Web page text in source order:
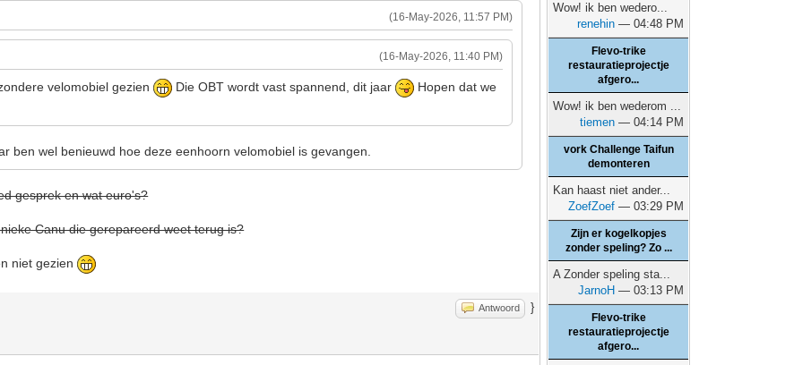
(16-May-2026, 11:57 PM)
(16-May-2026, 11:40 PM)
velomobiel gezien Die OBT wordt vast spannend, dit jaar
Hopen dat we
ben wel benieuwd hoe deze eenhoorn velomobiel is gevangen.
gesprek en wat euro's?
Canu die gerepareerd weet terug is?
niet gezien
Antwoord }
Wow! ik ben wedero...
renehin — 04:48 PM
Flevo-trike
restauratieprojectje
afgero...
Wow! ik ben wederom ...
tiemen — 04:14 PM
vork Challenge Taifun
demonteren
Kan haast niet ander...
ZoefZoef — 03:29 PM
Zijn er kogelkopjes
zonder speling? Zo ...
A Zonder speling sta...
JarnoH — 03:13 PM
Flevo-trike
restauratieprojectje
afgero...